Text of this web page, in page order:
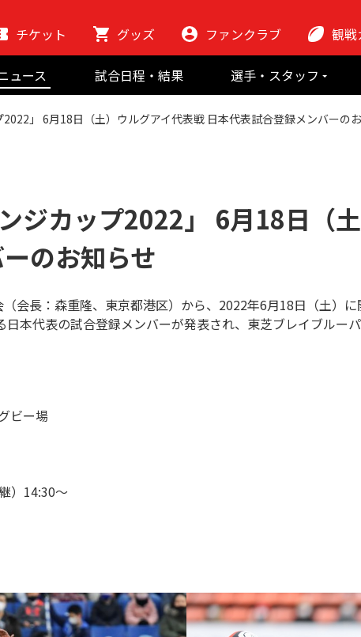
チケット グッズ ファンクラブ
観戦
初めての観戦
会場紹介
ュース
試合日程・結果
選手・スタッフ
2022」 6月18日（土）ウルグアイ代表戦 日本代表試合登録メンバーの
ジカップ2022」 6月18日（
のお知らせ
会長：森重隆、東京都港区）から、2022年6月18日（土）
本代表の試合登録メンバーが発表され、東芝ブレイブルー
ビー場
）14:30～